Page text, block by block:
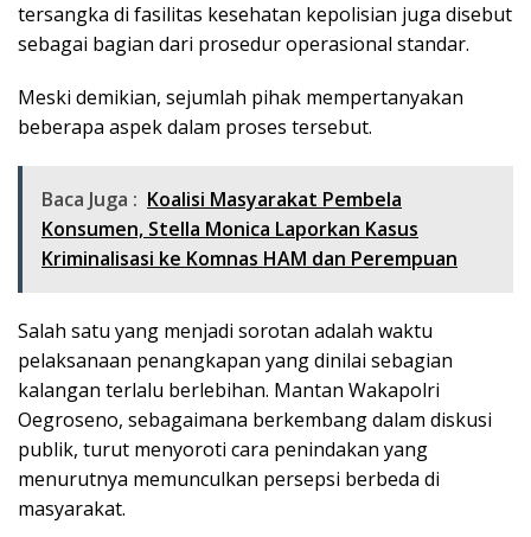
tersangka di fasilitas kesehatan kepolisian juga disebut
sebagai bagian dari prosedur operasional standar.
Meski demikian, sejumlah pihak mempertanyakan
beberapa aspek dalam proses tersebut.
Baca Juga : Koalisi Masyarakat Pembela
Konsumen, Stella Monica Laporkan Kasus
Kriminalisasi ke Komnas HAM dan Perempuan
Salah satu yang menjadi sorotan adalah waktu
pelaksanaan penangkapan yang dinilai sebagian
kalangan terlalu berlebihan. Mantan Wakapolri
Oegroseno, sebagaimana berkembang dalam diskusi
publik, turut menyoroti cara penindakan yang
menurutnya memunculkan persepsi berbeda di
masyarakat.